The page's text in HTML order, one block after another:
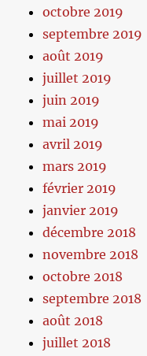
octobre 2019
septembre 2019
août 2019
juillet 2019
juin 2019
mai 2019
avril 2019
mars 2019
février 2019
janvier 2019
décembre 2018
novembre 2018
octobre 2018
septembre 2018
août 2018
juillet 2018